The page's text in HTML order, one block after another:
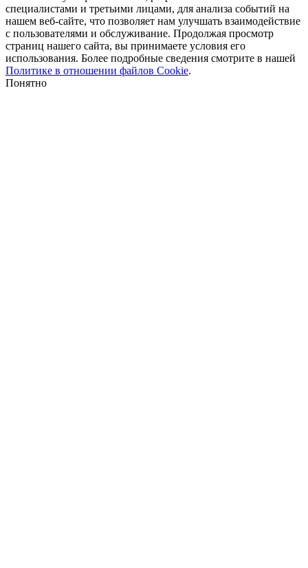
специалистами и третьими лицами, для анализа событий на
нашем веб-сайте, что позволяет нам улучшать взаимодействие
с пользователями и обслуживание. Продолжая просмотр
страниц нашего сайта, вы принимаете условия его
использования. Более подробные сведения смотрите в нашей
Политике в отношении файлов Cookie.
Понятно